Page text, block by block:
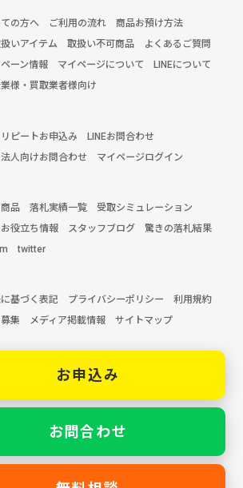
の方へ ご利用の流れ
商品お預け方法
いアイテム 取扱い不可商品
よくあるご質問
ーン情報 マイページについて
LINEについて
様・買取業者様向け
リピートお申込み
LINEお問合わせ
法人向けお問合わせ マイページログイン
品 落札実績一覧
受取シミュレーション
お役立ち情報 スタッフブログ
驚きの落札結果
twitter
基づく表記 プライバシーポリシー
利用規約
集 メディア掲載情報 サイトマップ
お申込み
お問合わせ